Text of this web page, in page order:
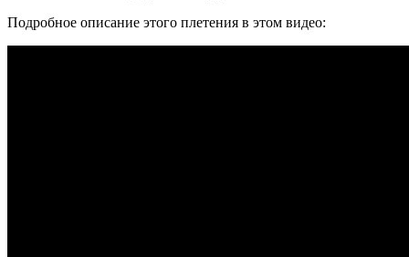
Подробное описание этого плетения в этом видео: